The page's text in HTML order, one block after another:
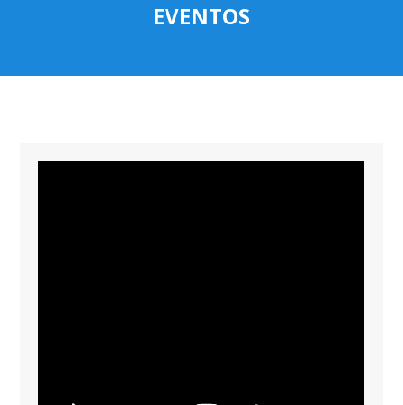
EVENTOS